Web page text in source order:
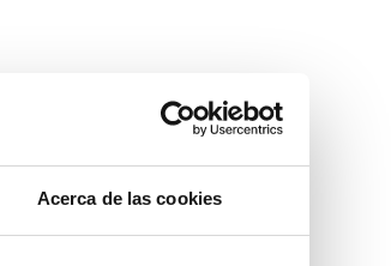
Acerca de las cookies